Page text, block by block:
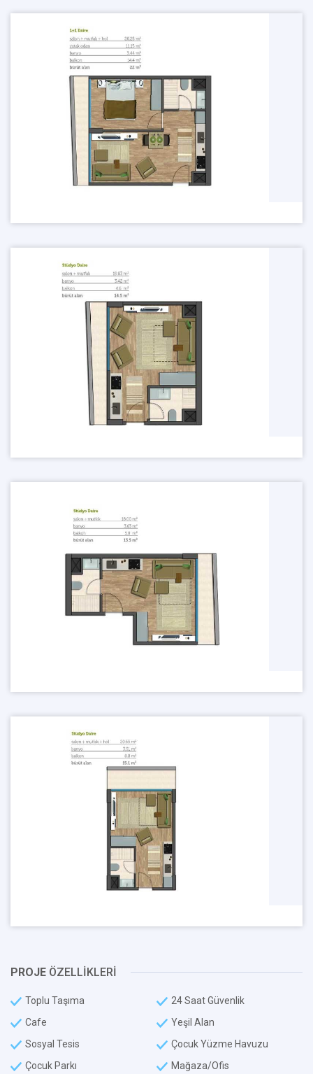
PROJE ÖZELLİKLERİ
Toplu Taşıma
24 Saat Güvenlik
Cafe
Yeşil Alan
Sosyal Tesis
Çocuk Yüzme Havuzu
Çocuk Parkı
Mağaza/Ofis